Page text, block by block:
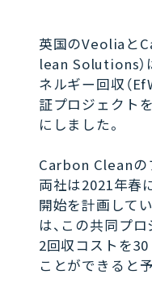
英国のVeoliaと
lean Solutions）
ネルギー回収（
証プロジェクト
にしました。
Carbon Cleanの
両社は2021年春
開始を計画して
は、この共同プ
2回収コストを
ことができると